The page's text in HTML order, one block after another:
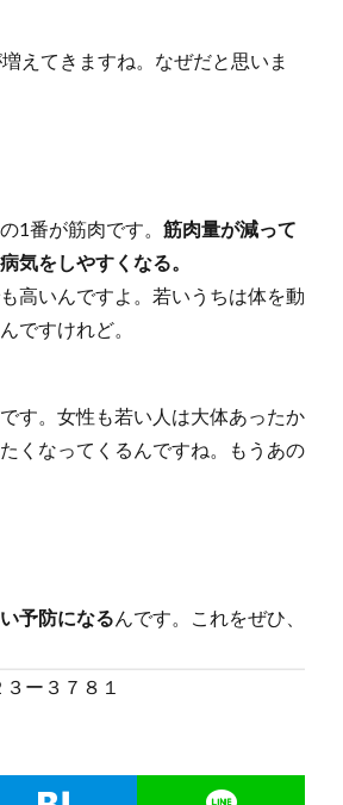
えてきますね。なぜだと思いま
1番が筋肉です。 筋肉量が減って
気をしやすくなる。
高いんですよ。若いうちは体を動
ですけれど。
す。女性も若い人は大体あったか
くなってくるんですね。もうあの
予防になるんです。これをぜひ、
ー３７８１